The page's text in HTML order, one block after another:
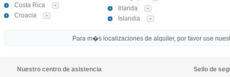
Costa Rica +
Croacia +
Irlanda +
Islandia +
Para m�s localizaciones de alquiler, por favor use
Nuestro centro de asistencia
Sello de